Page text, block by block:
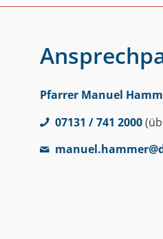
Pfarrer Manuel
07131 / 741 2000